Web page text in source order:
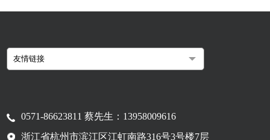
0571-86623811 蔡先生：13958009616
浙江省杭州市滨江区江虹南路316号3号楼7层